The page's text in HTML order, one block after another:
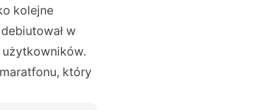
kolejne
w
który